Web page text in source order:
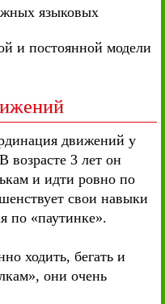
языковых
и постоянной модели
движений у
возрасте 3 лет он
и идти ровно по
свои навыки
по «паутинке».
ходить, бегать и
они очень